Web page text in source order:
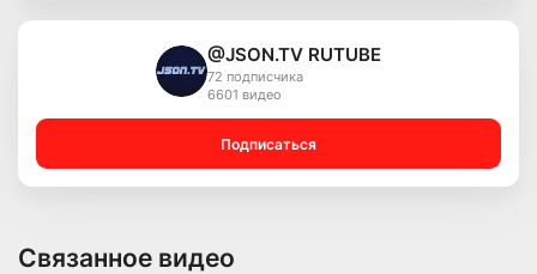
@JSON.TV RUTUBE
72 подписчика
6601 видео
Подписаться
Связанное видео